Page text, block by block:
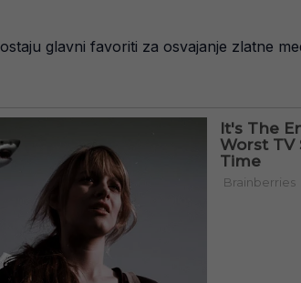
glavni favoriti za osvajanje zlatne